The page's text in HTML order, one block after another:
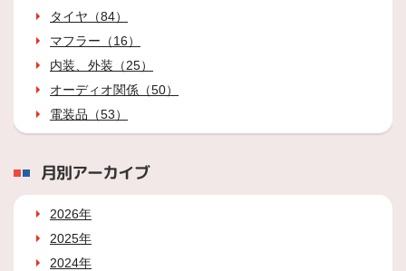
タイヤ（84）
マフラー（16）
内装、外装（25）
オーディオ関係（50）
電装品（53）
月別アーカイブ
2026年
2025年
2024年